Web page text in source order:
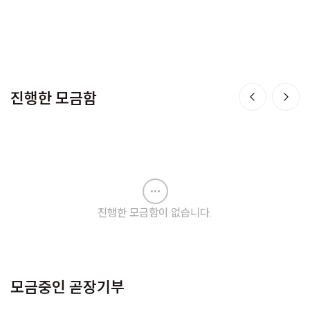
진행한 모금함
진행한 모금함이 없습니다.
모금중인 곧장기부